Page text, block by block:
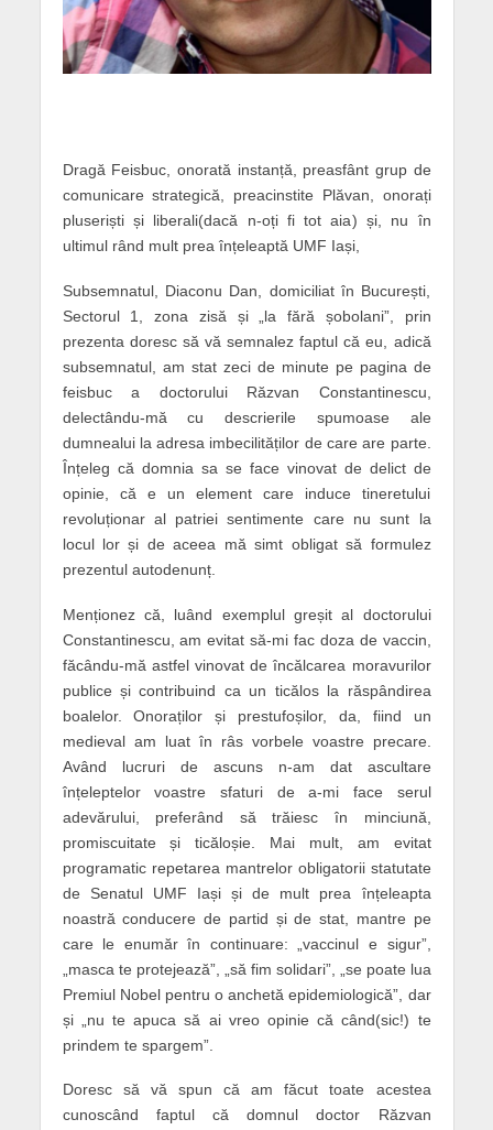
Dragă Feisbuc, onorată instanță, preasfânt grup de
comunicare strategică, preacinstite Plăvan, onorați
pluseriști și liberali(dacă n-oți fi tot aia) și, nu în
ultimul rând mult prea înțeleaptă UMF Iași,
Subsemnatul, Diaconu Dan, domiciliat în București,
Sectorul 1, zona zisă și „la fără șobolani”, prin
prezenta doresc să vă semnalez faptul că eu, adică
subsemnatul, am stat zeci de minute pe pagina de
feisbuc a doctorului Răzvan Constantinescu,
delectându-mă cu descrierile spumoase ale
dumnealui la adresa imbecilităților de care are parte.
Înțeleg că domnia sa se face vinovat de delict de
opinie, că e un element care induce tineretului
revoluționar al patriei sentimente care nu sunt la
locul lor și de aceea mă simt obligat să formulez
prezentul autodenunț.
Menționez că, luând exemplul greșit al doctorului
Constantinescu, am evitat să-mi fac doza de vaccin,
făcându-mă astfel vinovat de încălcarea moravurilor
publice și contribuind ca un ticălos la răspândirea
boalelor. Onoraților și prestufoșilor, da, fiind un
medieval am luat în râs vorbele voastre precare.
Având lucruri de ascuns n-am dat ascultare
înțeleptelor voastre sfaturi de a-mi face serul
adevărului, preferând să trăiesc în minciună,
promiscuitate și ticăloșie. Mai mult, am evitat
programatic repetarea mantrelor obligatorii statutate
de Senatul UMF Iași și de mult prea înțeleapta
noastră conducere de partid și de stat, mantre pe
care le enumăr în continuare: „vaccinul e sigur”,
„masca te protejează”, „să fim solidari”, „se poate lua
Premiul Nobel pentru o anchetă epidemiologică”, dar
și „nu te apuca să ai vreo opinie că când(sic!) te
prindem te spargem”.
Doresc să vă spun că am făcut toate acestea
cunoscând faptul că domnul doctor Răzvan